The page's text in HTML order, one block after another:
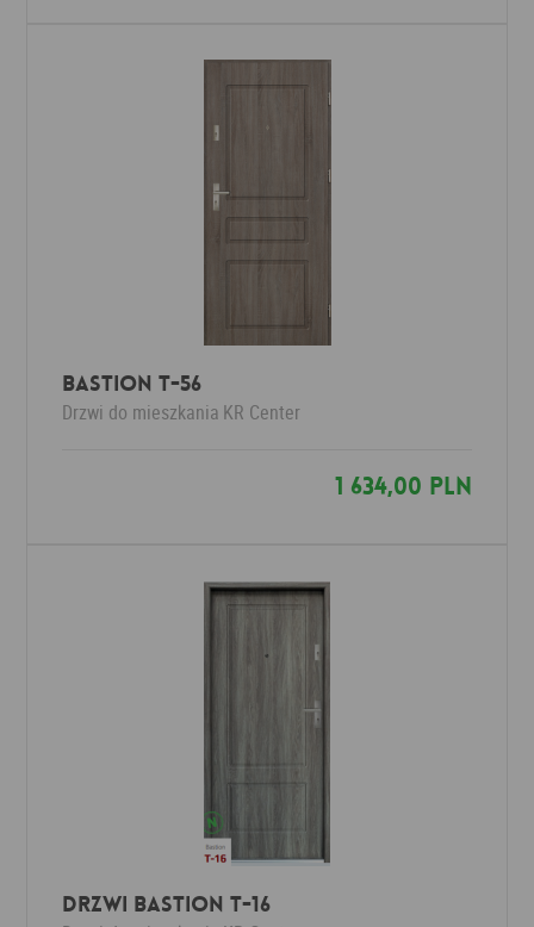
Bastion T-56
Drzwi do mieszkania KR Center
1 634,00 PLN
Drzwi Bastion T-16